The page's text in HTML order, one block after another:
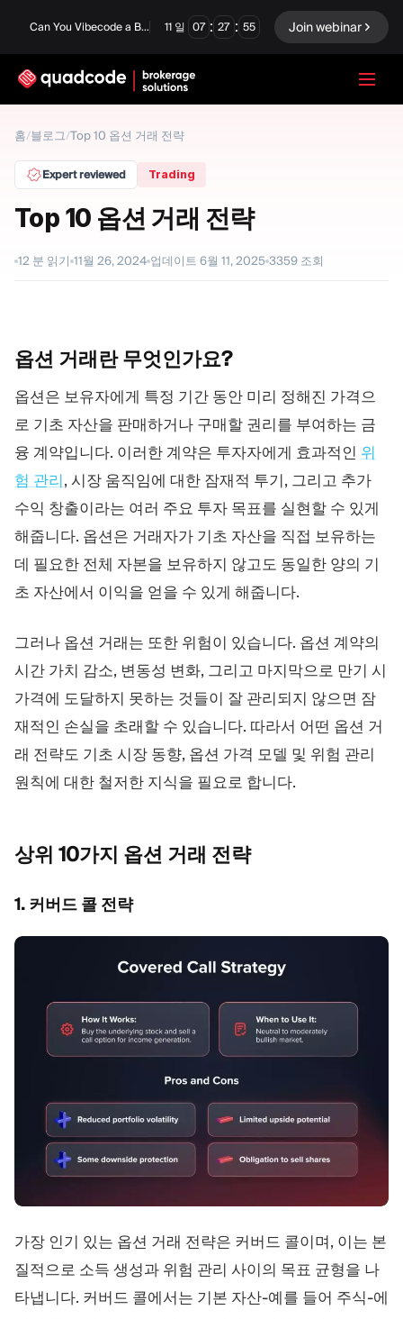
Can You Vibecode a Brokerage Platform? 11 일 07 : 27 : 54 Join webinar
홈/블로그/Top 10 옵션 거래 전략
Expert reviewed Trading
Top 10 옵션 거래 전략
12 분 읽기 11월 26, 2024 업데이트 6월 11, 2025 3359 조회
옵션 거래란무엇인가요?
옵션은 보유자에게 특정 기간 동안 미리 정해진 가격으
로 기초 자산을 판매하거나 구매할 권리를 부여하는 금
융 계약입니다. 이러한 계약은 투자자에게 효과적인 위
험 관리, 시장 움직임에 대한 잠재적 투기, 그리고 추가
수익 창출이라는 여러 주요 투자 목표를 실현할 수 있게
해줍니다. 옵션은 거래자가 기초 자산을 직접 보유하는
데 필요한 전체 자본을 보유하지 않고도 동일한 양의 기
초 자산에서 이익을 얻을 수 있게 해줍니다.
그러나 옵션 거래는 또한 위험이 있습니다. 옵션 계약의
시간 가치 감소, 변동성 변화, 그리고 마지막으로 만기 시
가격에 도달하지 못하는 것들이 잘 관리되지 않으면 잠
재적인 손실을 초래할 수 있습니다. 따라서 어떤 옵션 거
래 전략도 기초 시장 동향, 옵션 가격 모델 및 위험 관리
원칙에 대한 철저한 지식을 필요로 합니다.
상위 10가지 옵션 거래 전략
1. 커버드 콜 전략
가장 인기 있는 옵션 거래 전략은 커버드 콜이며, 이는 본
질적으로 소득 생성과 위험 관리 사이의 목표 균형을 나
타냅니다. 커버드 콜에서는 기본 자산-예를 들어 주식-에
한국어
트레이딩 플랫폼 백오피스
리소스
마케팅 가이드
블로그
동영상 튜토리얼
수익 계산기
더보기
회사 소개
팀
통계
회사 뉴스
지속가능성
팔로우하기